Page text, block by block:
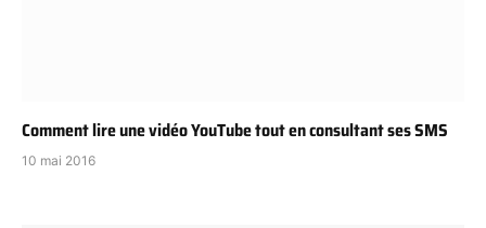
Comment lire une vidéo YouTube tout en consultant ses SMS
10 mai 2016